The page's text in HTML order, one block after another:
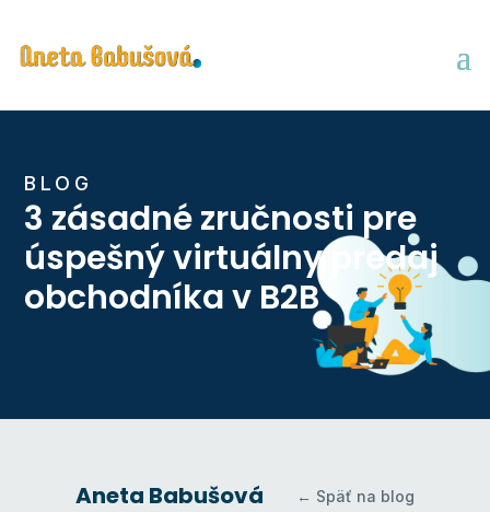
BLOG
3 zásadné zručnosti pre
úspešný virtuálny predaj
obchodníka v B2B
Aneta Babušová ← Späť na blog